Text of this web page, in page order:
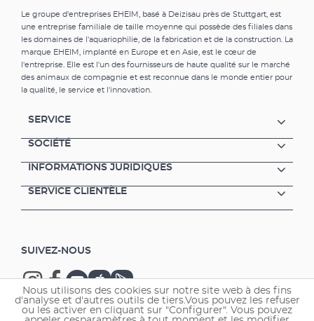
Le groupe d'entreprises EHEIM, basé à Deizisau près de Stuttgart, est
une entreprise familiale de taille moyenne qui possède des filiales dans
les domaines de l'aquariophilie, de la fabrication et de la construction. La
marque EHEIM, implanté en Europe et en Asie, est le cœur de
l'entreprise. Elle est l'un des fournisseurs de haute qualité sur le marché
des animaux de compagnie et est reconnue dans le monde entier pour
la qualité, le service et l'innovation.
SERVICE
SOCIÉTÉ
INFORMATIONS JURIDIQUES
SERVICE CLIENTÈLE
SUIVEZ-NOUS
Nous utilisons des cookies sur notre site web à des fins
d'analyse et d'autres outils de tiers.Vous pouvez les refuser
ou les activer en cliquant sur "Configurer". Vous pouvez